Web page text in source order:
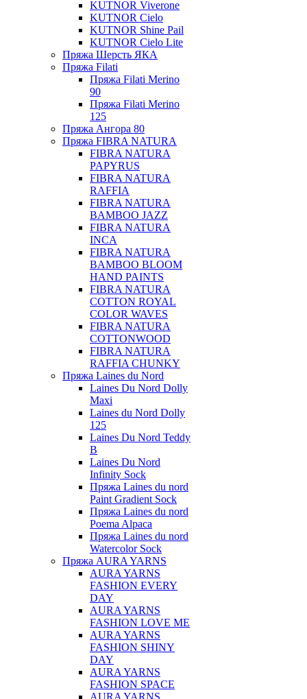
KUTNOR Viverone
KUTNOR Cielo
KUTNOR Shine Pail
KUTNOR Cielo Lite
Пряжа Шерсть ЯКА
Пряжа Filati
Пряжа Filati Merino
90
Пряжа Filati Merino
125
Пряжа Ангора 80
Пряжа FIBRA NATURA
FIBRA NATURA
PAPYRUS
FIBRA NATURA
RAFFIA
FIBRA NATURA
BAMBOO JAZZ
FIBRA NATURA
INCA
FIBRA NATURA
BAMBOO BLOOM
HAND PAINTS
FIBRA NATURA
COTTON ROYAL
COLOR WAVES
FIBRA NATURA
COTTONWOOD
FIBRA NATURA
RAFFIA CHUNKY
Пряжа Laines du Nord
Laines Du Nord Dolly
Maxi
Laines du Nord Dolly
125
Laines Du Nord Teddy
B
Laines Du Nord
Infinity Sock
Пряжа Laines du nord
Paint Gradient Sock
Пряжа Laines du nord
Poema Alpaca
Пряжа Laines du nord
Watercolor Sock
Пряжа AURA YARNS
AURA YARNS
FASHION EVERY
DAY
AURA YARNS
FASHION LOVE ME
AURA YARNS
FASHION SHINY
DAY
AURA YARNS
FASHION SPACE
AURA YARNS